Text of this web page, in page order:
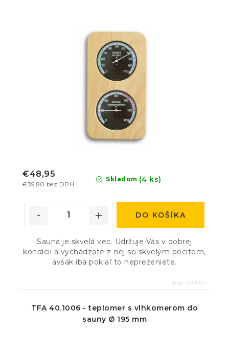
Skladom (4 ks)
€39,80 bez DPH
€48,95
DO KOŠÍKA
Sauna je skvelá vec. Udržuje Vás v dobrej
kondícií a vychádzate z nej so skvelým pocitom,
avšak iba pokiaľ to nepreženiete.
Kód: 40.1004
TFA 40.1006 - teplomer s vlhkomerom do
sauny Ø 195 mm